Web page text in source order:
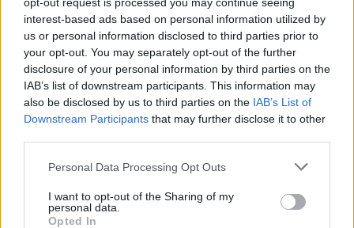
interest-based ads based on personal information utilized by
us or personal information disclosed to third parties prior to
your opt-out. You may separately opt-out of the further
disclosure of your personal information by third parties on the
IAB’s list of downstream participants. This information may
also be disclosed by us to third parties on the IAB’s List of
Downstream Participants that may further disclose it to other
Personal Data Processing Opt Outs
I want to opt-out of the Sharing of my
personal data.
Opted In
Ajax helpt Burnley uit de brand met afgeknipte
sokken na blunder met tenues
Hakim Ziyech verhuurt opnieuw luxe
appartement op Amsterdamse Zuidas
Marcos Leonardo laat eerste indruk achter bij
Ajax: 'Hier gaan fans van genieten'
duels te zien